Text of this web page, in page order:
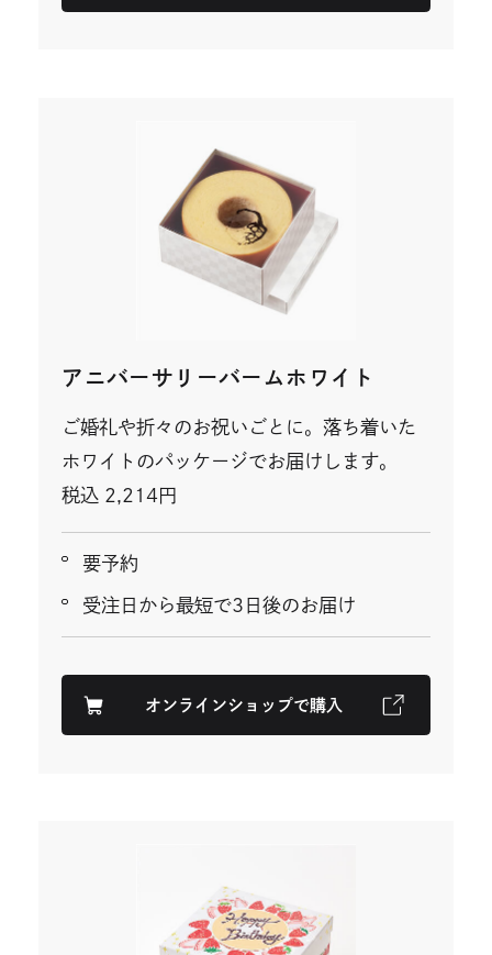
部
ン
ウ
で
開
き
す
アニバーサリーバームホワイト
ご婚礼や折々のお祝いごとに。落ち着いた
ホワイトのパッケージでお届けします。
税込 2,214円
要予約
受注日から最短で3日後のお届け
外
部
ン
ド
ウ
で
オンラインショップで購入